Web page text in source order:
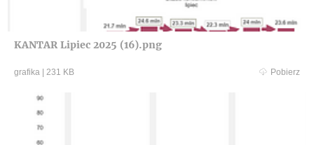
KANTAR Lipiec 2025 (16).png
grafika | 231 KB Pobierz